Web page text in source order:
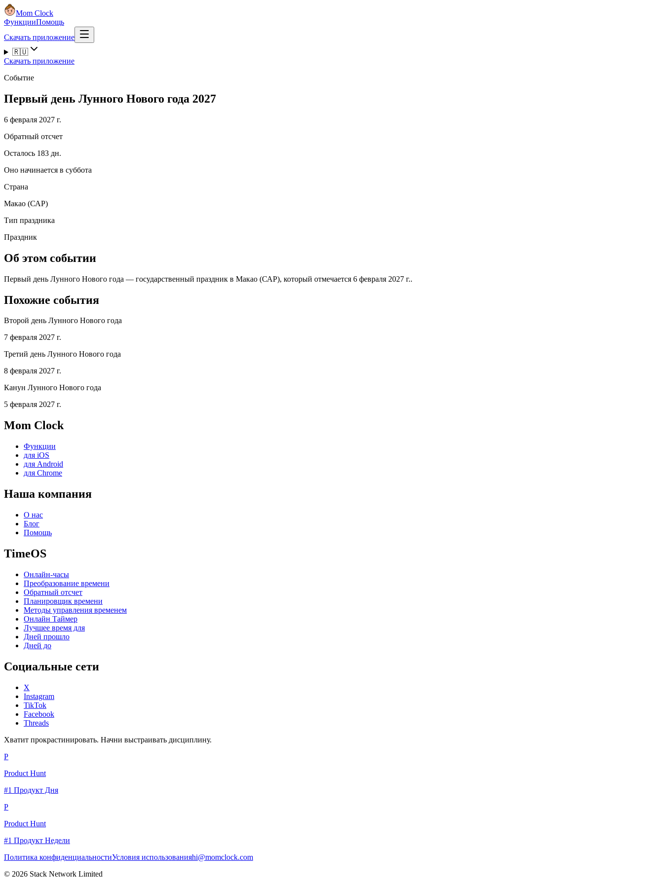
Mom Clock
ФункцииПомощь
Скачать приложение
🇷🇺
Скачать приложение
Событие
Первый день Лунного Нового года 2027
6 февраля 2027 г.
Обратный отсчет
Осталось 183 дн.
Оно начинается в суббота
Страна
Макао (САР)
Тип праздника
Праздник
Об этом событии
Первый день Лунного Нового года — государственный праздник в Макао (САР), который отмечается 6 февраля 2027 г..
Похожие события
Второй день Лунного Нового года
7 февраля 2027 г.
Третий день Лунного Нового года
8 февраля 2027 г.
Канун Лунного Нового года
5 февраля 2027 г.
Mom Clock
Функции
для iOS
для Android
для Chrome
Наша компания
О нас
Блог
Помощь
TimeOS
Онлайн-часы
Преобразование времени
Обратный отсчет
Планировщик времени
Методы управления временем
Онлайн Таймер
Лучшее время для
Дней прошло
Дней до
Социальные сети
X
Instagram
TikTok
Facebook
Threads
Хватит прокрастинировать. Начни выстраивать дисциплину.
P
Product Hunt
#1 Продукт Дня
P
Product Hunt
#1 Продукт Недели
Политика конфиденциальностиУсловия использованияhi@momclock.com
© 2026 Stack Network Limited